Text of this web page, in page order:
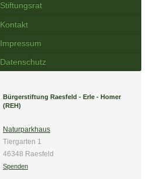
Stiftungsrat
Kontakt
Impressum
Datenschutz
Bürgerstiftung Raesfeld - Erle - Homer
(REH)
Naturparkhaus
Tiergarten 1
46348 Raesfeld
Spenden